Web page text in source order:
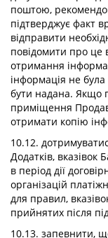
поштою,
підтверджує факт
відправити
повідомити про це
отримання
інформація не
бути надана. Якщо
приміщення
отримати копію
10.12.
Додатків, вказівок
в період дії
організацій
для правил,
прийнятих після
10.13. запевнити,